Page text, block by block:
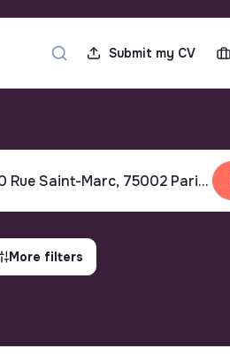
Submit my CV
More filters